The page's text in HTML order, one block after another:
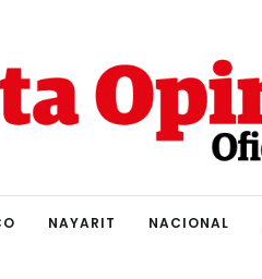
NAYARIT NACIONAL